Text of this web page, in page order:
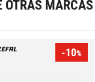
OTRAS MARCAS
-10%